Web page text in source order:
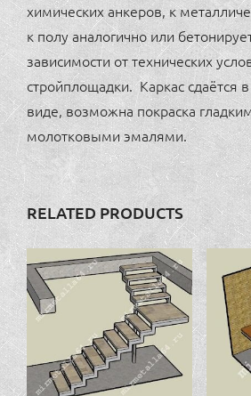
химических анкеров, к
к полу аналогично или
зависимости от технических
стройплощадки. Каркас сдаётся
виде, возможна покраска
молотковыми эмалями.
RELATED PRODUCTS